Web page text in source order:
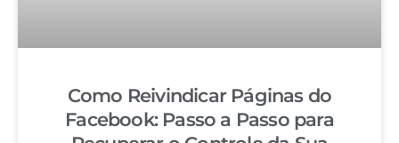
Como Reivindicar Páginas do
Facebook: Passo a Passo para